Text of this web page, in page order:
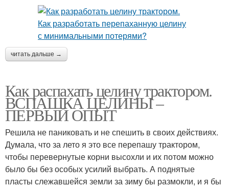
читать дальше →
Как распахать целину трактором.
ВСПАШКА ЦЕЛИНЫ –
ПЕРВЫЙ ОПЫТ
Решила не паниковать и не спешить в своих действиях.
Думала, что за лето я это все перепашу трактором,
чтобы перевернутые корни высохли и их потом можно
было бы без особых усилий выбрать. А поднятые
пласты слежавшейся земли за зиму бы размокли, и я бы